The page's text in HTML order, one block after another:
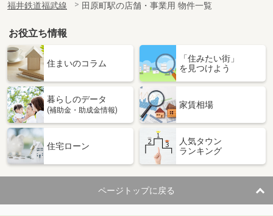
福井鉄道福武線
田原町駅の店舗・事業用 物件一覧
お役立ち情報
住まいのコラム
「住みたい街」
を見つけよう
暮らしのデータ
(補助金・助成金情報)
家賃相場
住宅ローン
人気タウン
ランキング
ページトップに戻る